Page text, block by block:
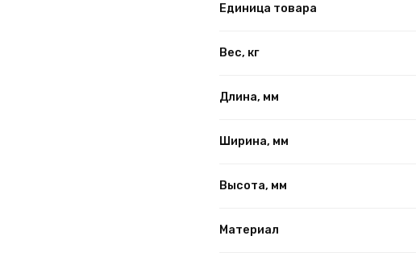
Единица товара
Вес, кг
Длина, мм
Ширина, мм
Высота, мм
Материал